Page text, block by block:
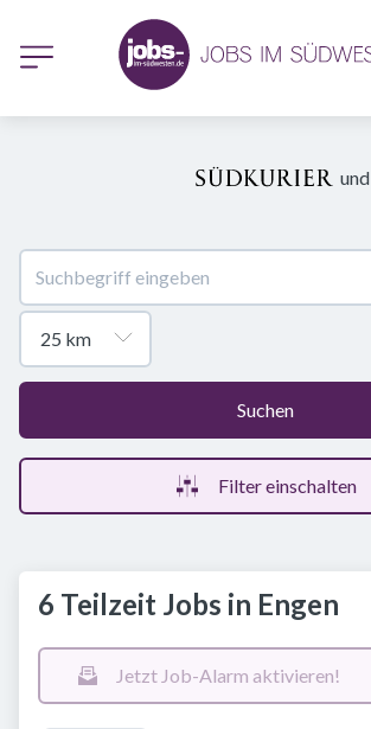
und
Suchen
Filter einschalten
6 Teilzeit Jobs in Engen
Jetzt Job-Alarm aktivieren!